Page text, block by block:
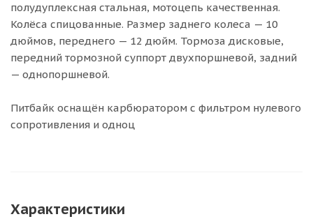
полудуплексная стальная, мотоцепь качественная.
Колёса спицованные. Размер заднего колеса — 10
дюймов, переднего — 12 дюйм. Тормоза дисковые,
передний тормозной суппорт двухпоршневой, задний
— однопоршневой.
Питбайк оснащён карбюратором с фильтром нулевого
сопротивления и одноц
Характеристики